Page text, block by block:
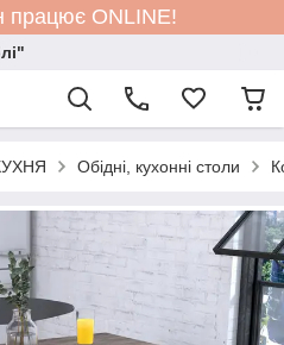
працює ONLINE!
Обідні, кухонні столи